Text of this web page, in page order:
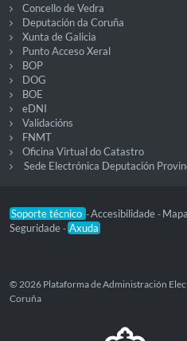
Concello de Vedra
Deputación da Coruña
Xunta de Galicia
Punto Acceso Xeral
BOP
DOG
BOE
eDNI
Validacións
FNMT
Oficina Virtual do Catastro
Sede Electrónica Deputación
Soporte técnico -Accesibilidade -
Seguridade - Axuda
© 2026 Plataforma de Administración
Coruña